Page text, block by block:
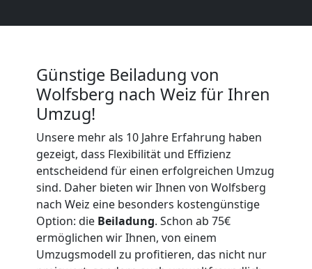
Günstige Beiladung von
Wolfsberg nach Weiz für Ihren
Umzug!
Unsere mehr als 10 Jahre Erfahrung haben
gezeigt, dass Flexibilität und Effizienz
entscheidend für einen erfolgreichen Umzug
sind. Daher bieten wir Ihnen von Wolfsberg
nach Weiz eine besonders kostengünstige
Option: die Beiladung. Schon ab 75€
ermöglichen wir Ihnen, von einem
Umzugsmodell zu profitieren, das nicht nur
LKW
Möbellift
Wolfsberg